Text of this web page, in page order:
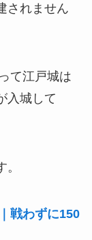
されません
て江戸城は
入城して
戦わずに150